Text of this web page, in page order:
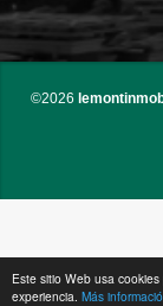
Este sitio Web usa
experiencia. Más
©2026